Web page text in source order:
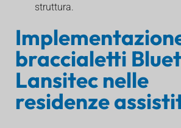
struttura.
braccialetti
Lansitec nelle
residenze